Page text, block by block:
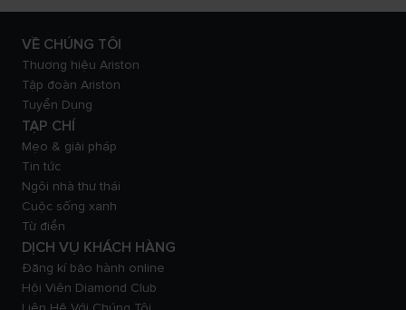
VỀ CHÚNG TÔI
Thương hiệu Ariston
Tập đoàn Ariston
Tuyển Dụng
TẠP CHÍ
Mẹo & giải pháp
Tin tức
Ngôi nhà thư thái
Cuộc sống xanh
Từ điển
DỊCH VỤ KHÁCH HÀNG
Đăng kí bảo hành online
Hội Viên Diamond Club